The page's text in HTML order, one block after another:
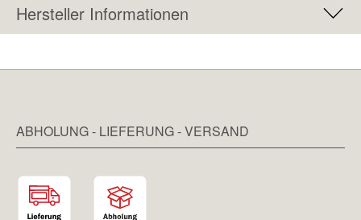
Hersteller Informationen
ABHOLUNG - LIEFERUNG - VERSAND